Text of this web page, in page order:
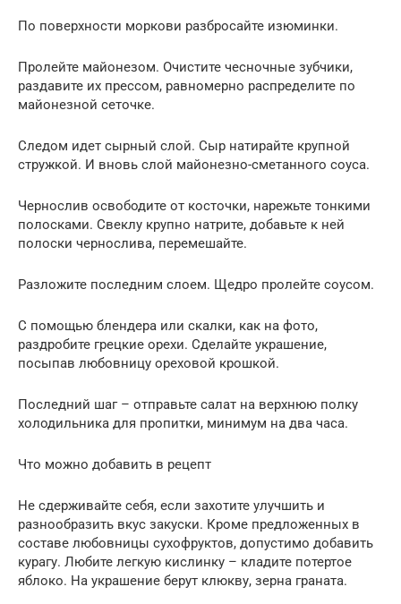
По поверхности моркови разбросайте изюминки.
Пролейте майонезом. Очистите чесночные зубчики,
раздавите их прессом, равномерно распределите по
майонезной сеточке.
Следом идет сырный слой. Сыр натирайте крупной
стружкой. И вновь слой майонезно-сметанного соуса.
Чернослив освободите от косточки, нарежьте тонкими
полосками. Свеклу крупно натрите, добавьте к ней
полоски чернослива, перемешайте.
Разложите последним слоем. Щедро пролейте соусом.
С помощью блендера или скалки, как на фото,
раздробите грецкие орехи. Сделайте украшение,
посыпав любовницу ореховой крошкой.
Последний шаг – отправьте салат на верхнюю полку
холодильника для пропитки, минимум на два часа.
Что можно добавить в рецепт
Не сдерживайте себя, если захотите улучшить и
разнообразить вкус закуски. Кроме предложенных в
составе любовницы сухофруктов, допустимо добавить
курагу. Любите легкую кислинку – кладите потертое
яблоко. На украшение берут клюкву, зерна граната.